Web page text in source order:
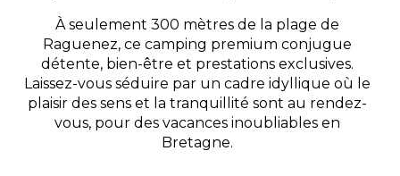
À seulement 300 mètres de la plage de
Raguenez, ce camping premium conjugue
détente, bien-être et prestations exclusives.
Laissez-vous séduire par un cadre idyllique où le
plaisir des sens et la tranquillité sont au rendez-
vous, pour des vacances inoubliables en
Bretagne.